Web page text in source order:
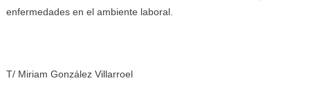
enfermedades en el ambiente laboral.
T/ Miriam González Villarroel